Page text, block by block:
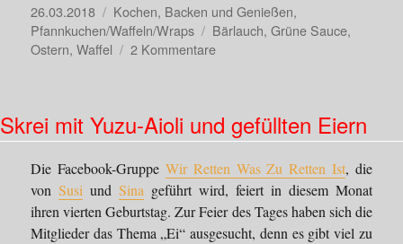
Veröffentlicht
am
26.03.2018 Kategorien
Kochen, Backen und Genießen,
Pfannkuchen/Waffeln/Wraps
Schlagwörter
Bärlauch, Grüne Sauce,
Ostern,Waffel 2 Kommentarezu
Skrei mit Yuzu-Aioli und gefüllten Eiern
Die Facebook-Gruppe Wir Retten Was Zu Retten Ist, die
vonSusi undSina geführt wird, feiert in diesem Monat
ihren vierten Geburtstag. Zur Feier des Tages haben sich die
Mitglieder das Thema „Ei“ ausgesucht, denn es gibt viel zu